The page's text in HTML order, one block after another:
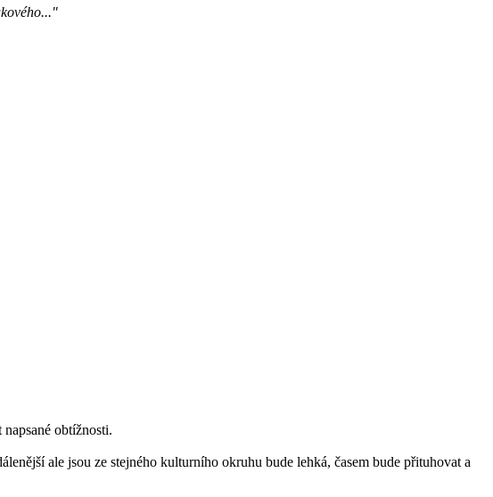
obtížnosti.
ale jsou ze stejného kulturního okruhu bude lehká, časem bude přituhovat a